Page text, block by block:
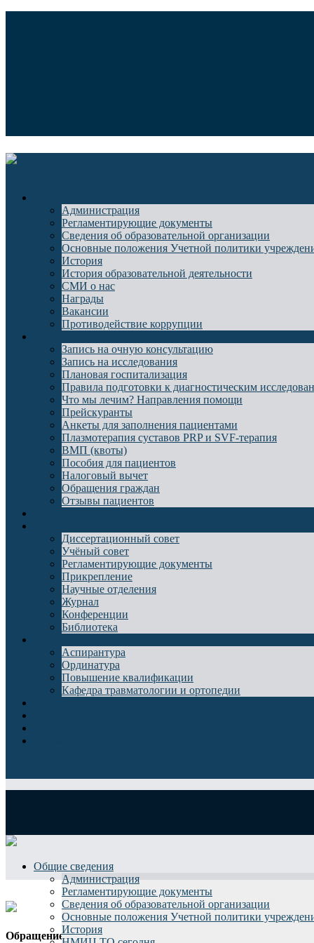
Администрация
Регламентирующие документы
Сведения об образовательной организации
Основные положения Учетной политики
История
История образовательной деятельности
СМИ о нас
Награды
Вакансии
Противодействие коррупции
Запись на очную консультацию
Запись на исследования
Плановая госпитализация
Правила подготовки к диагностическим
Что мы лечим? Направления помощи
Прейскуранты
Анкеты для заполнения пациентами
Плазмотерапия суставов PRP и SVF-терапия
ВМП (квоты)
Пособия для пациентов
Налоговый вычет
Обращения граждан
Отзывы пациентов
Диссертационный совет
Учёный совет
Регламентирующие документы
Прикрепление
Научные отделения
Журнал
Конференции
Библиотека
Аспирантура
Ординатура
Повышение квалификации
Кафедра травматологии и ортопедии
Общие сведения
Администрация
Регламентирующие документы
Сведения об образовательной организации
Основные положения Учетной политики
История
Обращение Директора института